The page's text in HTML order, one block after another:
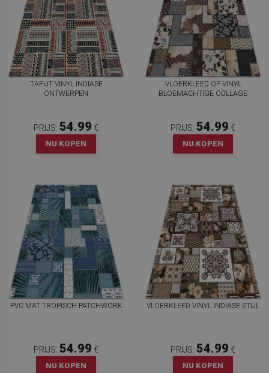
TAPIJT VINYL INDIASE
ONTWERPEN
PRIJS: 54.99 €
NU KOPEN
VLOERKLEED OP VINYL
BLOEMACHTIGE COLLAGE
PRIJS: 54.99 €
NU KOPEN
PVC MAT TROPISCH PATCHWORK
PRIJS: 54.99 €
NU KOPEN
VLOERKLEED VINYL INDIASE STIJL
PRIJS: 54.99 €
NU KOPEN